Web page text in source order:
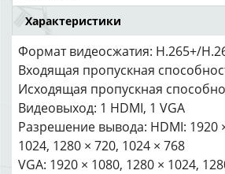
Характеристики
Формат видеосжатия: H.265+/
Входящая пропускная
Исходящая пропускная
Видеовыход: 1 HDMI, 1 VGA
Разрешение вывода: HDMI: 1920
1024, 1280 × 720, 1024 × 768
VGA: 1920 × 1080, 1280 × 1024,